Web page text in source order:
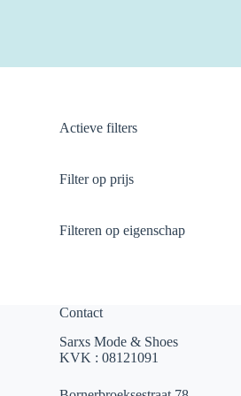
Actieve filters
Filter op prijs
Filteren op eigenschap
Contact
Sarxs Mode & Shoes
KVK : 08121091